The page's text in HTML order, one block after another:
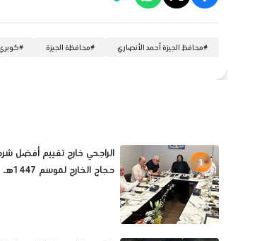
#محافظ الجيزة أحمد الأنصاري #محافظة الجيزة #كوبري 15
1
الراجحي خارج تقييم أفضل
حجاج الخارج لموسم 1447هـ